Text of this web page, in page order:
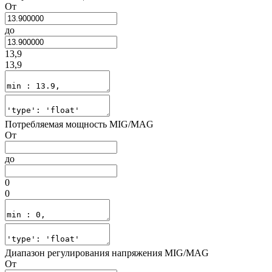
От
до
13,9
13,9
Потребляемая мощность MIG/MAG
От
до
0
0
Диапазон регулирования напряжения MIG/MAG
От